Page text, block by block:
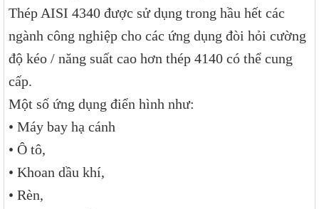
Thép AISI 4340 được sử dụng trong hầu hết các
ngành công nghiệp cho các ứng dụng đòi hỏi cường
độ kéo / năng suất cao hơn thép 4140 có thể cung
cấp.
Một số ứng dụng điển hình như:
• Máy bay hạ cánh
• Ô tô,
• Khoan dầu khí,
• Rèn,